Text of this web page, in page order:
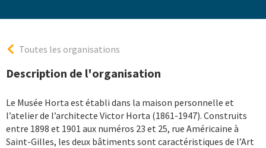
Toutes les organisations
Description de l'organisation
Le Musée Horta est établi dans la maison personnelle et
l’atelier de l’architecte Victor Horta (1861-1947). Construits
entre 1898 et 1901 aux numéros 23 et 25, rue Américaine à
Saint-Gilles, les deux bâtiments sont caractéristiques de l’Art